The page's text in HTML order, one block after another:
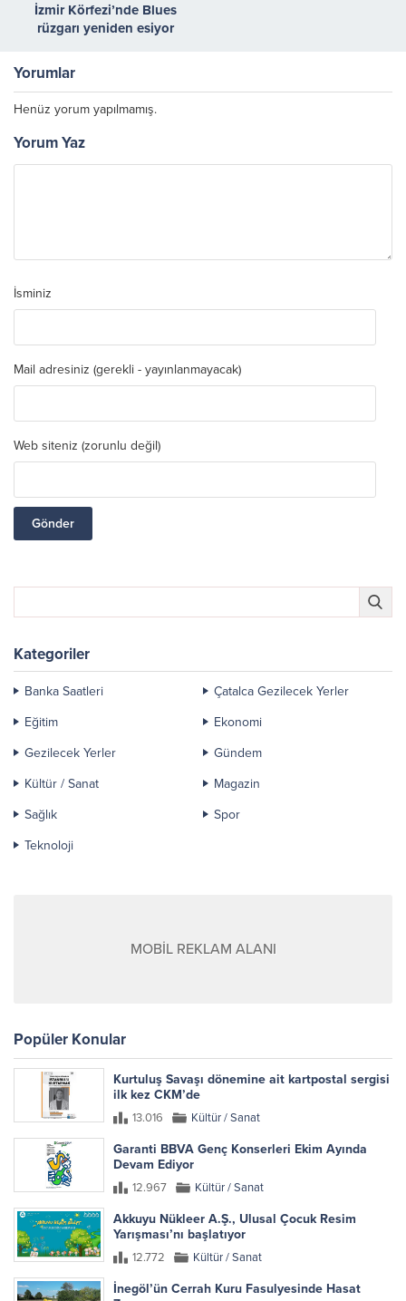
İzmir Körfezi’nde Blues
rüzgarı yeniden esiyor
Yorumlar
Henüz yorum yapılmamış.
Yorum Yaz
İsminiz
Mail adresiniz (gerekli - yayınlanmayacak)
Web siteniz (zorunlu değil)
Kategoriler
Banka Saatleri
Çatalca Gezilecek Yerler
Eğitim
Ekonomi
Gezilecek Yerler
Gündem
Kültür / Sanat
Magazin
Sağlık
Spor
Teknoloji
MOBİL REKLAM ALANI
Popüler Konular
Kurtuluş Savaşı dönemine ait kartpostal sergisi
ilk kez CKM’de
13.016 Kültür / Sanat
Garanti BBVA Genç Konserleri Ekim Ayında
Devam Ediyor
12.967 Kültür / Sanat
Akkuyu Nükleer A.Ş., Ulusal Çocuk Resim
Yarışması’nı başlatıyor
12.772 Kültür / Sanat
İnegöl’ün Cerrah Kuru Fasulyesinde Hasat